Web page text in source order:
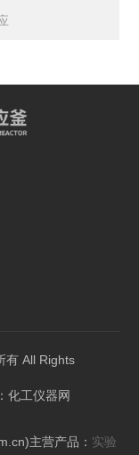
有 All Rights
化工仪器网
主营产品： 实验